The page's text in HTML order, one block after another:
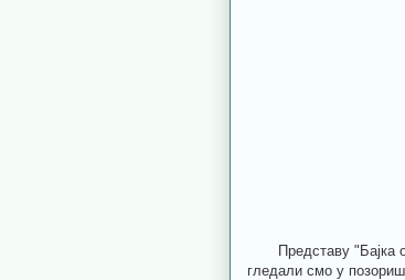
Представу "Бајка о
гледали смо у